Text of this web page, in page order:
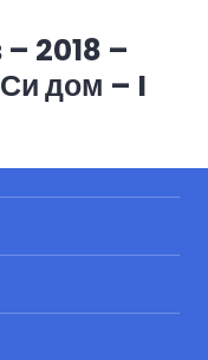
2018 –
дом – I